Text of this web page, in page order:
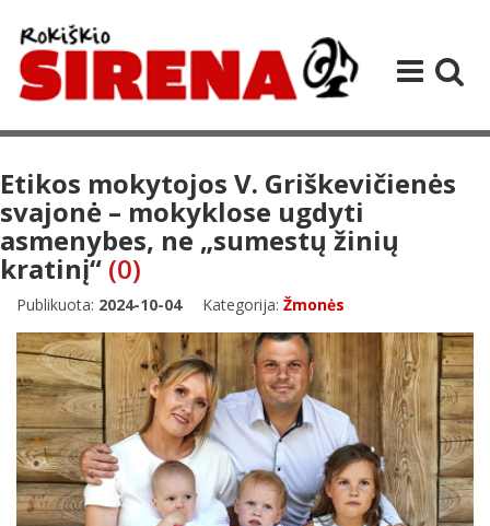
Etikos mokytojos V. Griškevičienės
svajonė – mokyklose ugdyti
asmenybes, ne „sumestų žinių
kratinį“ (0)
Publikuota: 2024-10-04 Kategorija: Žmonės